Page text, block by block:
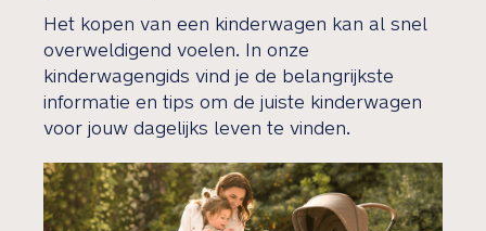
Het kopen van een kinderwagen kan al snel
overweldigend voelen. In onze
kinderwagengids vind je de belangrijkste
informatie en tips om de juiste kinderwagen
voor jouw dagelijks leven te vinden.